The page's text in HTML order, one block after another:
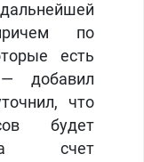
по
есть
добавил
что
будет
за счет